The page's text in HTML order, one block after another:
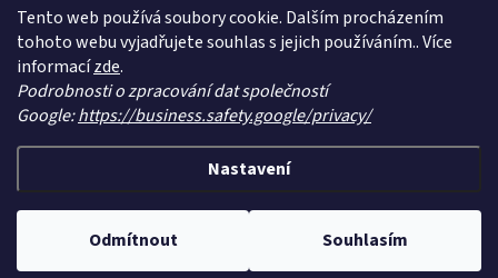
Tento web používá soubory cookie. Dalším procházením
tohoto webu vyjadřujete souhlas s jejich používáním.. Více
informacízde.
Podrobnosti o zpracování dat společností
Google:https://business.safety.google/privacy/
Nastavení
Odmítnout Souhlasím
tričko na léto
Průvodce letními šaty: pohodlné, vzdušné a ženské šaty na
Vytvořil Shoptet &
SatySukne.cz
Upravit nastavení